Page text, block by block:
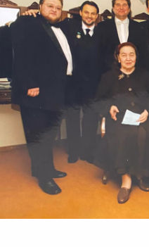
ГЛАВНАЯ
АФИША
ПРОГРАММЫ
НОВОСТИ
О
НАС
РЕПЕРТУАР
МУЗЫКА
ФОТО
ВИДЕО
КОНТАКТЫ